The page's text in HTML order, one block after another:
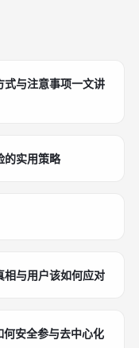
式与注意事项一文讲
的实用策略
相与用户该如何应对
安全参与去中心化